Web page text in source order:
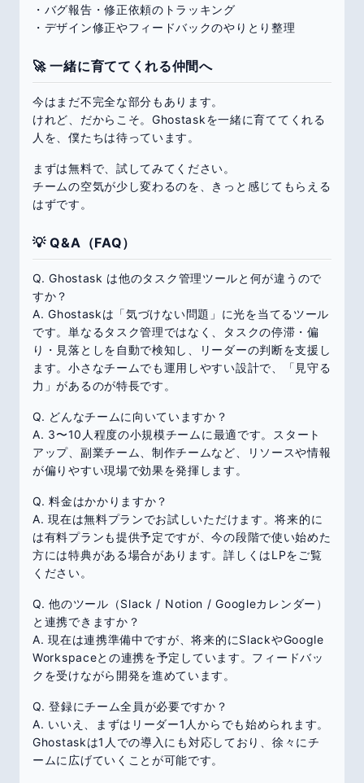
・バグ報告・修正依頼のトラッキング
・デザイン修正やフィードバックのやりとり整理
🚀 一緒に育ててくれる仲間へ
今はまだ不完全な部分もあります。
けれど、だからこそ。Ghostaskを一緒に育ててくれる
人を、僕たちは待っています。
まずは無料で、試してみてください。
チームの空気が少し変わるのを、きっと感じてもらえる
はずです。
💡 Q&A（FAQ）
Q. Ghostask は他のタスク管理ツールと何が違うので
すか？
A. Ghostaskは「気づけない問題」に光を当てるツール
です。単なるタスク管理ではなく、タスクの停滞・偏
り・見落としを自動で検知し、リーダーの判断を支援し
ます。小さなチームでも運用しやすい設計で、「見守る
力」があるのが特長です。
Q. どんなチームに向いていますか？
A. 3〜10人程度の小規模チームに最適です。スタート
アップ、副業チーム、制作チームなど、リソースや情報
が偏りやすい現場で効果を発揮します。
Q. 料金はかかりますか？
A. 現在は無料プランでお試しいただけます。将来的に
は有料プランも提供予定ですが、今の段階で使い始めた
方には特典がある場合があります。詳しくはLPをご覧
ください。
Q. 他のツール（Slack / Notion / Googleカレンダー）
と連携できますか？
A. 現在は連携準備中ですが、将来的にSlackやGoogle
Workspaceとの連携を予定しています。フィードバッ
クを受けながら開発を進めています。
Q. 登録にチーム全員が必要ですか？
A. いいえ、まずはリーダー1人からでも始められます。
Ghostaskは1人での導入にも対応しており、徐々にチ
ームに広げていくことが可能です。